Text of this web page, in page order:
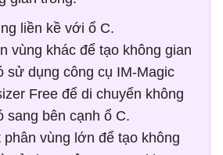
liền kề với ổ C.
vùng khác để tạo không gian
sử dụng công cụ IM-Magic
Free để di chuyển không
sang bên cạnh ổ C.
phân vùng lớn để tạo không